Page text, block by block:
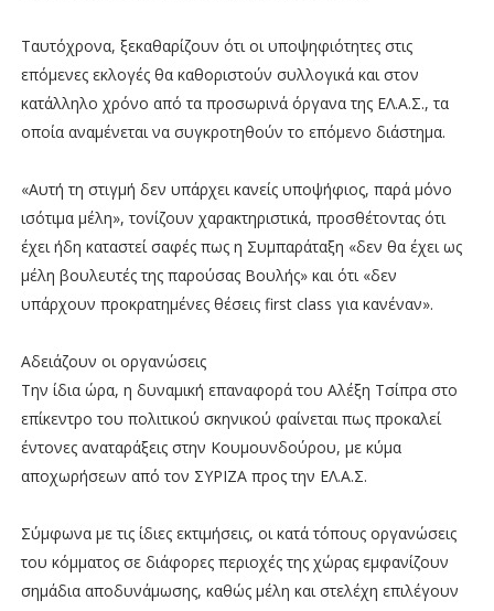
Ταυτόχρονα, ξεκαθαρίζουν ότι οι υποψηφιότητες στις
επόμενες εκλογές θα καθοριστούν συλλογικά και στον
κατάλληλο χρόνο από τα προσωρινά όργανα της ΕΛ.Α.Σ., τα
οποία αναμένεται να συγκροτηθούν το επόμενο διάστημα.
«Αυτή τη στιγμή δεν υπάρχει κανείς υποψήφιος, παρά μόνο
ισότιμα μέλη», τονίζουν χαρακτηριστικά, προσθέτοντας ότι
έχει ήδη καταστεί σαφές πως η Συμπαράταξη «δεν θα έχει ως
μέλη βουλευτές της παρούσας Βουλής» και ότι «δεν
υπάρχουν προκρατημένες θέσεις first class για κανέναν».
Αδειάζουν οι οργανώσεις
Την ίδια ώρα, η δυναμική επαναφορά του Αλέξη Τσίπρα στο
επίκεντρο του πολιτικού σκηνικού φαίνεται πως προκαλεί
έντονες αναταράξεις στην Κουμουνδούρου, με κύμα
αποχωρήσεων από τον ΣΥΡΙΖΑ προς την ΕΛ.Α.Σ.
Σύμφωνα με τις ίδιες εκτιμήσεις, οι κατά τόπους οργανώσεις
του κόμματος σε διάφορες περιοχές της χώρας εμφανίζουν
σημάδια αποδυνάμωσης, καθώς μέλη και στελέχη επιλέγουν